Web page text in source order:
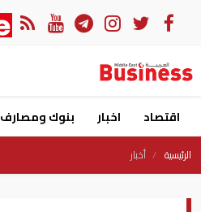
اقتصاد اخبار بنوك ومصارف
الرئيسية أخبار